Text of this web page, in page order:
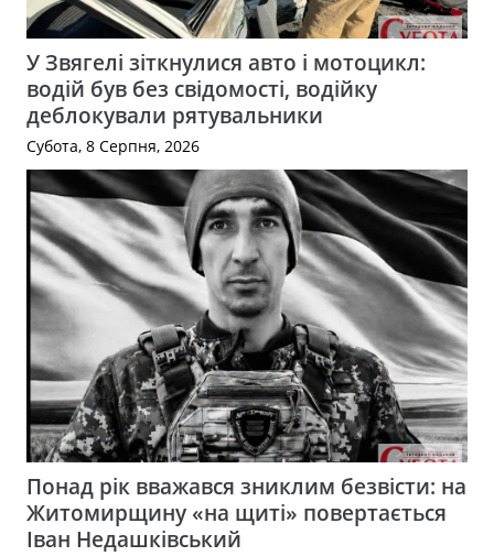
У Звягелі зіткнулися авто і мотоцикл:
водій був без свідомості, водійку
деблокували рятувальники
Субота, 8 Серпня, 2026
Понад рік вважався зниклим безвісти: на
Житомирщину «на щиті» повертається
Іван Недашківський